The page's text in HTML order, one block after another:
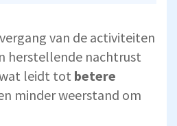
van de activiteiten
herstellende nachtrust
leidt tot betere
minder weerstand om